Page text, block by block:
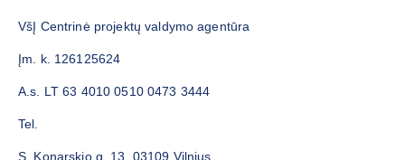
VšĮ Centrinė projektų valdymo agentūra
Įm. k. 126125624
A.s. LT 63 4010 0510 0473 3444
Tel.
S. Konarskio g. 13, 03109 Vilnius